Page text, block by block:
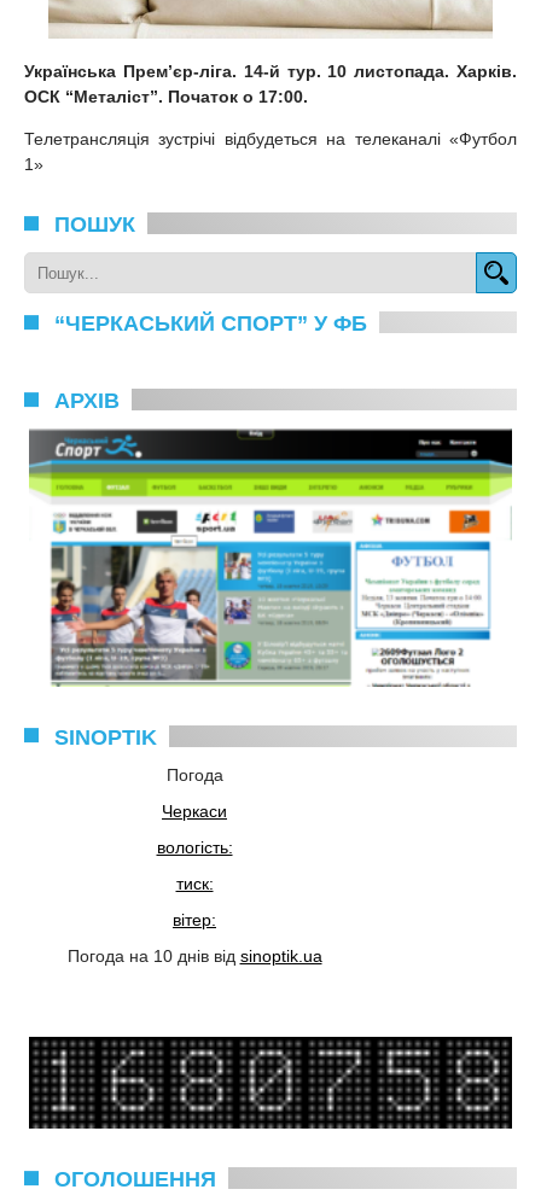
Українська Прем’єр-ліга. 14-й тур. 10 листопада. Харків.
ОСК “Металіст”. Початок о 17:00.
Телетрансляція зустрічі відбудеться на телеканалі «Футбол
1»
ПОШУК
“ЧЕРКАСЬКИЙ СПОРТ” У ФБ
АРХІВ
SINOPTIK
Погода
Черкаси
вологість:
тиск:
вітер:
Погода на 10 днів від sinoptik.ua
ОГОЛОШЕННЯ